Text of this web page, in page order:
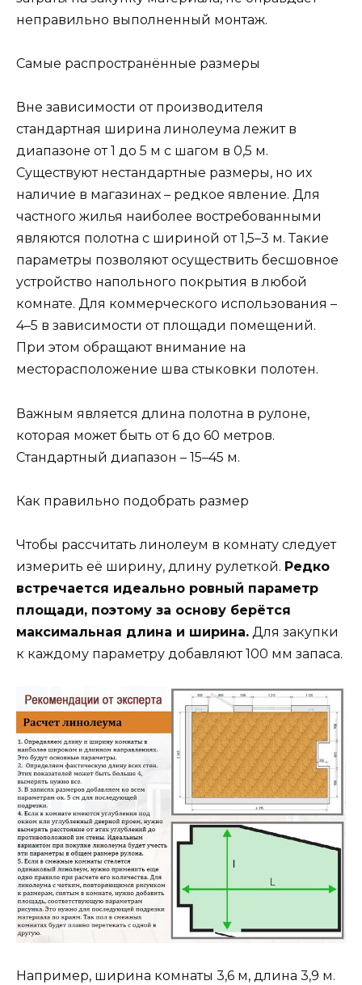
неправильно выполненный монтаж.
Самые распространённые размеры
Вне зависимости от производителя
стандартная ширина линолеума лежит в
диапазоне от 1 до 5 м с шагом в 0,5 м.
Существуют нестандартные размеры, но их
наличие в магазинах – редкое явление. Для
частного жилья наиболее востребованными
являются полотна с шириной от 1,5–3 м. Такие
параметры позволяют осуществить бесшовное
устройство напольного покрытия в любой
комнате. Для коммерческого использования –
4–5 в зависимости от площади помещений.
При этом обращают внимание на
месторасположение шва стыковки полотен.
Важным является длина полотна в рулоне,
которая может быть от 6 до 60 метров.
Стандартный диапазон – 15–45 м.
Как правильно подобрать размер
Чтобы рассчитать линолеум в комнату следует
измерить её ширину, длину рулеткой. Редко
встречается идеально ровный параметр
площади, поэтому за основу берётся
максимальная длина и ширина. Для закупки
к каждому параметру добавляют 100 мм запаса.
Например, ширина комнаты 3,6 м, длина 3,9 м.